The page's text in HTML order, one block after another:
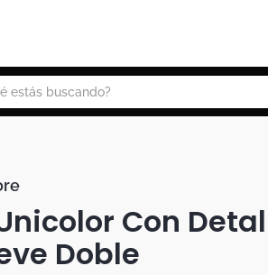
buscando?
Con
Doble